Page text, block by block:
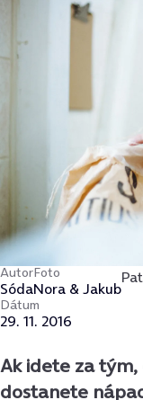
Autor
Sóda
Foto
Nora & Jakub
Dátum
29. 11. 2016
Ak idete za
dostanete